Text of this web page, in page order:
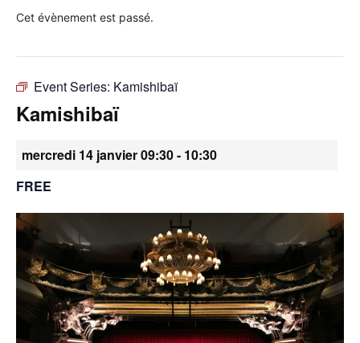
Laconnex
Canton
Cet évènement est passé.
Event Series: Kamishibaï
Kamishibaï
mercredi 14 janvier 09:30- 10:30
FREE